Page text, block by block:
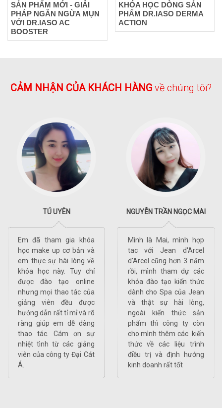
SẢN PHẨM MỚI - GIẢI
PHÁP NGĂN NGỪA MỤN
VỚI DR.IASO AC
BOOSTER
KHÓA HỌC DÒNG SẢN
PHẨM DR.IASO DERMA
ACTION
CẢM NHẬN CỦA KHÁCH HÀNG về chúng tôi?
NGUYỄN TRẦN NGỌC MAI
Mình là Mai, mình hợp
tac với Jean d'Arcel
d'Arcel cũng hơn 3 năm
rồi, mình tham dự các
khóa đào tạo kiến thức
dành cho Spa của Jean
và thật sự hài lòng,
ngoài kiến thức sản
phẩm thì công ty còn
cho mình thêm các kiến
thức về các liệu trình
điều trị và định hướng
NHẬT HUỆ
Qua khóa học
hướng dẫn chăm sóc
em đã biết được làn
của mình thuộc loại
gì và chăm sóc như
nào là đúng. Thật
vời khi có thêm kiến
để yêu chiều làn da
mình. Cảm ơn các
viên đã nhiệt tình và tỉ
trong cách giảng
Cám ơn Đại Cát Á và
giảng viên rất nhiều!!!
.